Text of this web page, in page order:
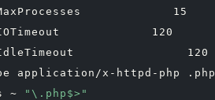
15
120
120
application/x-httpd-php .php
~
"\.php$>"